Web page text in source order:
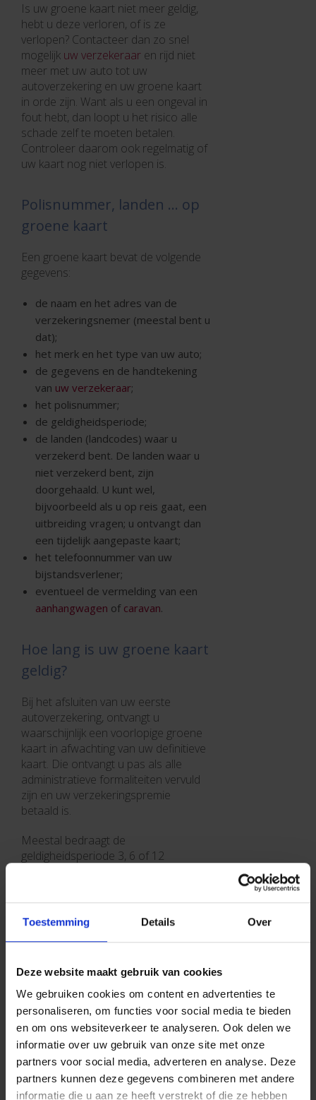
Toestemming Details Over
Deze website maakt gebruik van cookies
We gebruiken cookies om content en advertenties te
personaliseren, om functies voor social media te bieden
en om ons websiteverkeer te analyseren. Ook delen we
informatie over uw gebruik van onze site met onze
partners voor social media, adverteren en analyse. Deze
partners kunnen deze gegevens combineren met andere
informatie die u aan ze heeft verstrekt of die ze hebben
Is uw groene kaart niet meer geldig,
hebt u deze verloren, of is ze
verlopen? Contacteer dan zo snel
mogelijk uw verzekeraar en rijd niet
meer met uw auto tot uw
autoverzekering en uw groene kaart
in orde zijn. Want als u een ongeval in
fout hebt, dan loopt u het risico alle
schade zelf te moeten betalen.
Controleer daarom ook regelmatig of
uw kaart nog niet verlopen is.
Polisnummer, landen ... op
groene kaart
Een groene kaart bevat de volgende
gegevens:
de naam en het adres van de
verzekeringsnemer (meestal bent u
dat);
het merk en het type van uw auto;
de gegevens en de handtekening
van uw verzekeraar;
het polisnummer;
de geldigheidsperiode;
de landen (landcodes) waar u
verzekerd bent. De landen waar u
niet verzekerd bent, zijn
doorgehaald. U kunt wel,
bijvoorbeeld als u op reis gaat, een
uitbreiding vragen; u ontvangt dan
een tijdelijk aangepaste kaart;
het telefoonnummer van uw
bijstandsverlener;
eventueel de vermelding van een
aanhangwagen of caravan.
Hoe lang is uw groene kaart
geldig?
Bij het afsluiten van uw eerste
autoverzekering, ontvangt u
waarschijnlijk een voorlopige groene
kaart in afwachting van uw definitieve
kaart. Die ontvangt u pas als alle
administratieve formaliteiten vervuld
zijn en uw verzekeringspremie
betaald is.
Meestal bedraagt de
geldigheidsperiode 3, 6 of 12
ontvangt u telkens een nieuwe
groene kaart.
Uw auto verzekeren
Welke autoverzekering kiezen?
Wat is eenBA-verzekeringauto (burgerlijke
aansprakelijkheid)?
Wat is eenomniumautoverzekering?